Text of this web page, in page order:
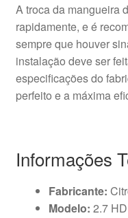
A troca da mangueira
rapidamente, e é
sempre que houver
instalação deve ser
especificações do
perfeito e a máxima
Informações
Fabricante:
Modelo: 2.7